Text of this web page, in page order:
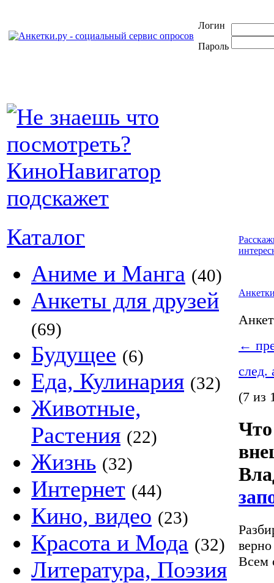
Логин
Пароль
Каталог
Аниме и Манга (40)
Анкеты для друзей
(69)
Будущее (6)
Еда, Кулинария (32)
Животные,
Растения (22)
Жизнь (32)
Интернет (44)
Кино, видео (23)
Красота и Мода (32)
Литература, Поэзия
←
след.
(7 из
Что
Всем